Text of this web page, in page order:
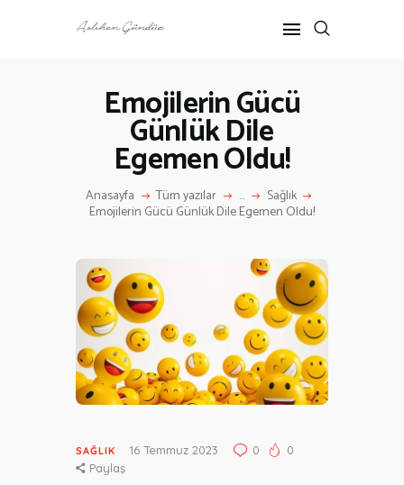
Emojilerin Gücü
Günlük Dile
Egemen Oldu!
Anasayfa Tüm yazılar ... Sağlık
Emojilerin Gücü Günlük Dile Egemen Oldu!
ANASAYFA
RÖPORTAJ
ANNE-ÇOCUK
KÜLTÜR SANAT
İLETIŞIM
SAĞLIK 16 Temmuz 2023 0
0
Paylaş